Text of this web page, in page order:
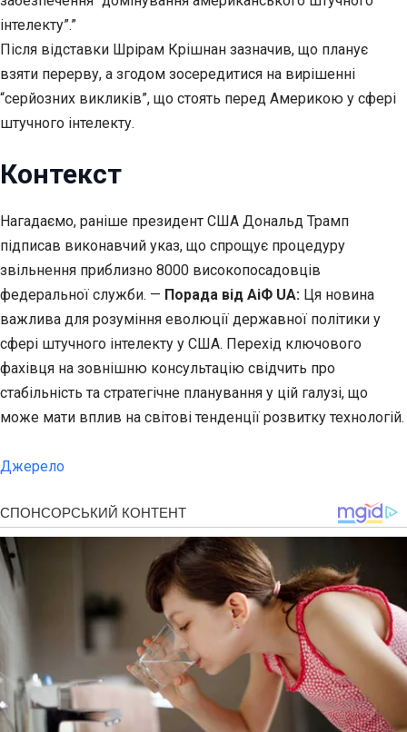
інтелекту”.”
Після відставки Шрірам Крішнан зазначив, що планує
взяти перерву, а згодом зосередитися на вирішенні
“серйозних викликів”, що стоять перед Америкою у сфері
штучного інтелекту.
Контекст
Нагадаємо, раніше президент США Дональд Трамп
підписав виконавчий указ, що спрощує процедуру
звільнення приблизно 8000 високопосадовців
федеральної служби. — Порада від АіФ UA: Ця новина
важлива для розуміння еволюції державної політики у
сфері штучного інтелекту у США. Перехід ключового
фахівця на зовнішню консультацію свідчить про
стабільність та стратегічне планування у цій галузі, що
може мати вплив на світові тенденції розвитку технологій.
Джерело